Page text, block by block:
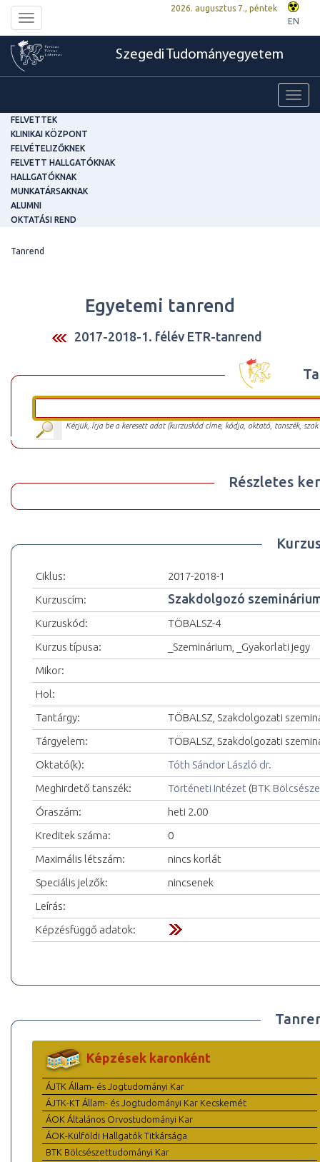
Toggle
navigation
2026. augusztus 7., péntek
EN
Szegedi Tudományegyetem
FELVETTEK
KLINIKAI KÖZPONT
FELVÉTELIZŐKNEK
FELVETT HALLGATÓKNAK
HALLGATÓKNAK
MUNKATÁRSAKNAK
ALUMNI
OKTATÁSI REND
Tanrend
Egyetemi tanrend
2017-2018-1. félév ETR-tanrend
Kérjük, írja be a keresett adat (kurzuskód címe, kódja, oktató, tanszék,
Részletes
Ciklus:
2017-2018-1
Kurzuscím:
Szakdolgozó
Kurzuskód:
TÖBALSZ-4
Kurzus típusa:
_Szeminárium, _Gyakorlati jegy
Mikor:
Hol:
Tantárgy:
TÖBALSZ, Szakdolgozati
Tárgyelem:
TÖBALSZ, Szakdolgozati
Oktató(k):
Tóth Sándor László dr.
Meghirdető tanszék:
Történeti Intézet (BTK
Óraszám:
heti 2.00
Kreditek száma:
0
Maximális létszám:
nincs korlát
Speciális jelzők:
nincsenek
Leírás:
Képzésfüggő adatok:
Képzések karonként
ÁJTK Állam- és Jogtudományi Kar
ÁJTK-KT Állam- és Jogtudományi Kar Kecskemét
ÁOK Általános Orvostudományi Kar
ÁOK-Külföldi Hallgatók Titkársága
BTK Bölcsészettudományi Kar